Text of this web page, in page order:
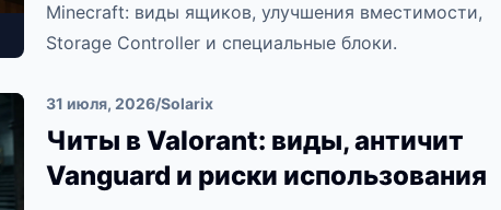
Minecraft: виды ящиков, улучшения вместимости,
Storage Controller и специальные блоки.
31 июля, 2026/Solarix
Читы в Valorant: виды, античит
Vanguard и риски использования